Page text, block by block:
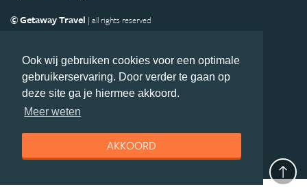
Ook wij gebruiken cookies voor een optimale
gebruikerservaring. Door verder te gaan op
deze site ga je hiermee akkoord.
Meer weten
AKKOORD
© Getaway Travel | all rights reserved
Copyright
Privacy statement Disclaimer
Cookies
Volg Afrika.nl
Nieuwsbrief
Facebook